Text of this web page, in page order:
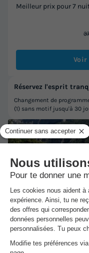
Meilleur prix pour 7
Voir
Complexe des
Les Cabannes
Réservez l'esprit
Changement de
(1) sans motif jusqu'à 30